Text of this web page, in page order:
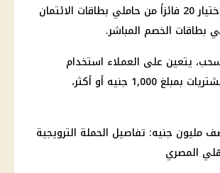
حاملي
بطاقات الائتمان
يتعين على العملاء استخدام
بطاقاتهم في المشتريات بمبلغ 1,000 جنيه أو أكثر،
مليون جنيه: تفاصيل الحملة الترويجية
المصري